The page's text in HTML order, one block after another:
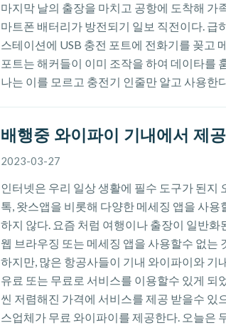
마지막 날의 출장을 마치고 공항에 도착해 가
마트폰 배터리가 방전되기 일보 직전이다. 급
스테이션에 USB 충전 포트에 전화기를 꽂고
포트는 해커들이 이미 조작을 하여 데이타를
나는 이를 모르고 충전기 인줄만 알고 사용한
배행중 와이파이 기내에서 제
2023-03-27
인터넷은 우리 일상 생활에 필수 도구가 된지
톡, 왓스앱을 비롯해 다양한 메세징 앱을 사
하지 않다. 요즘 처럼 여행이나 출장이 일반화
웹 브라우징 또는 메세징 앱을 사용할수 없는
하지만, 많은 항공사들이 기내 와이파이와 기
유료 또는 무료로 서비스를 이용할수 있게 되
씬 저렴해진 가격에 서비스를 제공 받을수 있
스업체가 무료 와이파이를 제공한다. 오늘은